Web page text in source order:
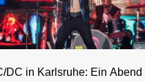
DC in Karlsruhe: Ein Abend